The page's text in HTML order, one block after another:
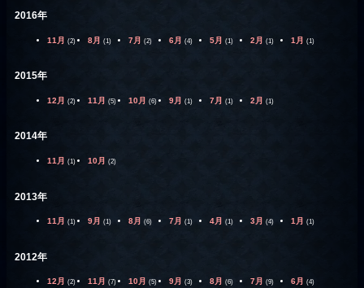
2016年
11月 (2) 8月 (1) 7月 (2) 6月 (4) 5月 (1) 2月 (1) 1月 (1)
2015年
12月 (2) 11月 (5) 10月 (6) 9月 (1) 7月 (1) 2月 (1)
2014年
11月 (1) 10月 (2)
2013年
11月 (1) 9月 (1) 8月 (6) 7月 (1) 4月 (1) 3月 (4) 1月 (1)
2012年
12月 (2) 11月 (7) 10月 (5) 9月 (3) 8月 (6) 7月 (9) 6月 (4)